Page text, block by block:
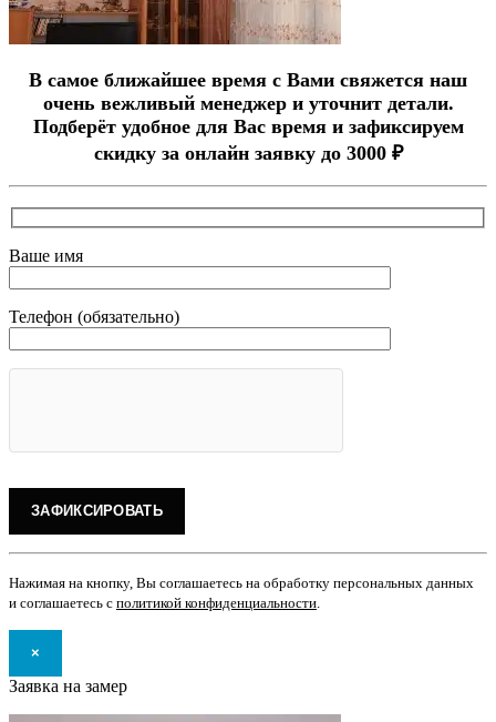
В самое ближайшее время с Вами свяжется наш
очень вежливый менеджер и уточнит детали.
Подберёт удобное для Вас время и зафиксируем
скидку за онлайн заявку до 3000 ₽
Ваше имя
Телефон (обязательно)
Нажимая на кнопку, Вы соглашаетесь на обработку персональных данных
и соглашаетесь с политикой конфиденциальности.
×
Заявка на замер